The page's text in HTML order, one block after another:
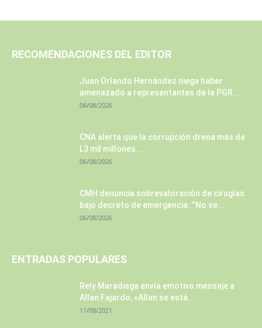
RECOMENDACIONES DEL EDITOR
Juan Orlando Hernández niega haber
amenazado a representantes de la PGR...
06/08/2026
CNA alerta que la corrupción drena más de
L3 mil millones...
06/08/2026
CMH denuncia sobrevaloración de cirugías
bajo decreto de emergencia: “No se...
06/08/2026
ENTRADAS POPULARES
Rely Maradiaga envía emotivo mensaje a
Allan Fajardo, «Allan se está...
11/08/2021